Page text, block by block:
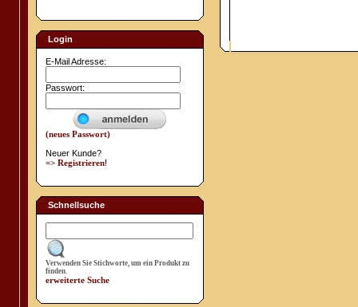
Login
E-Mail Adresse:
Passwort:
(neues Passwort)
Neuer Kunde?
=> Registrieren!
Schnellsuche
Verwenden Sie Stichworte, um ein Produkt zu
finden.
erweiterte Suche